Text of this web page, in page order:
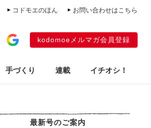
コドモエのほん お問い合わせはこちら
kodomoeメルマガ会員登録
手づくり 連載 イチオシ！
最新号のご案内